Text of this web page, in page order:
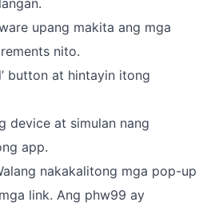
upang makita ang mga
nito.
button at hintayin itong
device at simulan nang
app.
nakakalitong mga pop-up
link. Ang phw99 ay